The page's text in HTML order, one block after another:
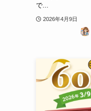
で...
2026年4月9日